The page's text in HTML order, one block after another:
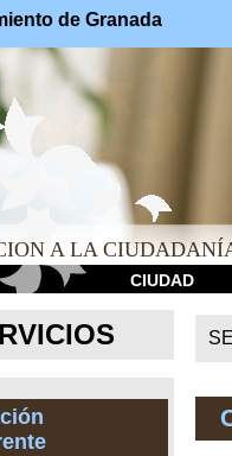
de Granada
A LA
CIUDAD